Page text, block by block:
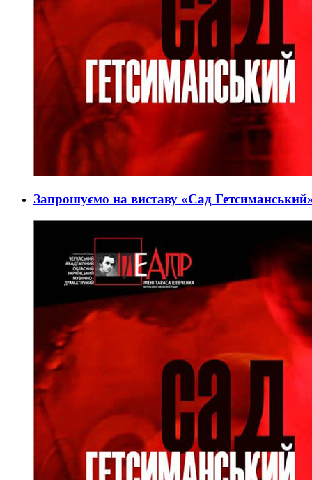
Запрошуємо на виставу «Сад